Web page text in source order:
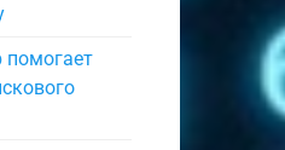
помогает